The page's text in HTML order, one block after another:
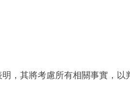
，其將考慮所有相關事實，